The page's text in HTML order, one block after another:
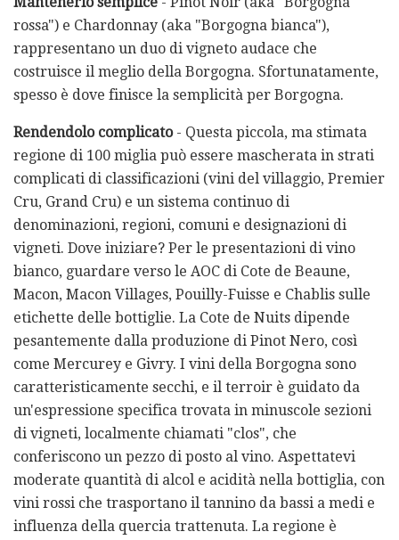
rossa") e Chardonnay (aka "Borgogna bianca"),
rappresentano un duo di vigneto audace che
costruisce il meglio della Borgogna. Sfortunatamente,
spesso è dove finisce la semplicità per Borgogna.
Rendendolo complicato- Questa piccola, ma stimata
regione di 100 miglia può essere mascherata in strati
complicati di classificazioni (vini del villaggio, Premier
Cru, Grand Cru) e un sistema continuo di
denominazioni, regioni, comuni e designazioni di
vigneti. Dove iniziare? Per le presentazioni di vino
bianco, guardare verso le AOC di Cote de Beaune,
Macon, Macon Villages, Pouilly-Fuisse e Chablis sulle
etichette delle bottiglie. La Cote de Nuits dipende
pesantemente dalla produzione di Pinot Nero, così
come Mercurey e Givry. I vini della Borgogna sono
caratteristicamente secchi, e il terroir è guidato da
un'espressione specifica trovata in minuscole sezioni
di vigneti, localmente chiamati "clos", che
conferiscono un pezzo di posto al vino. Aspettatevi
moderate quantità di alcol e acidità nella bottiglia, con
vini rossi che trasportano il tannino da bassi a medi e
influenza della quercia trattenuta. La regione è